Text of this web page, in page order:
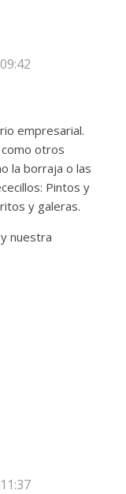
empresarial.
otros
la borraja o las
Pintos y
y galeras.
nuestra